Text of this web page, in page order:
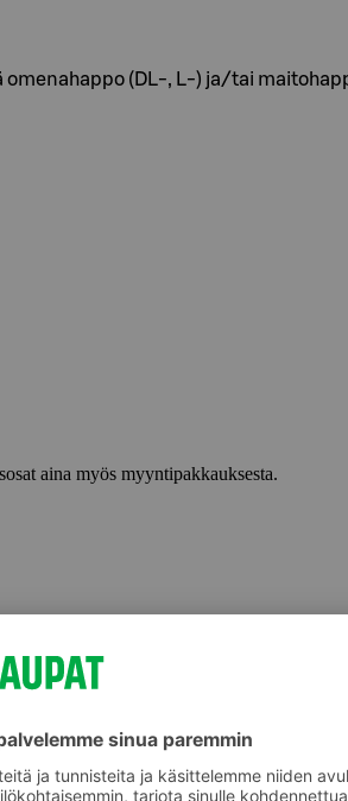
(DL-, L-) ja/tai
aina myös myyntipakkauksesta.